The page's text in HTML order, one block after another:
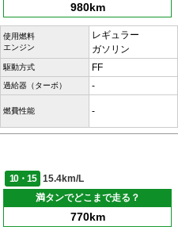
980km
使用燃料
エンジン
レギュラー
ガソリン
駆動方式 FF
過給器（ターボ） -
燃費性能 -
10・15
15.4km/L
満タンでどこまで走る？
770km